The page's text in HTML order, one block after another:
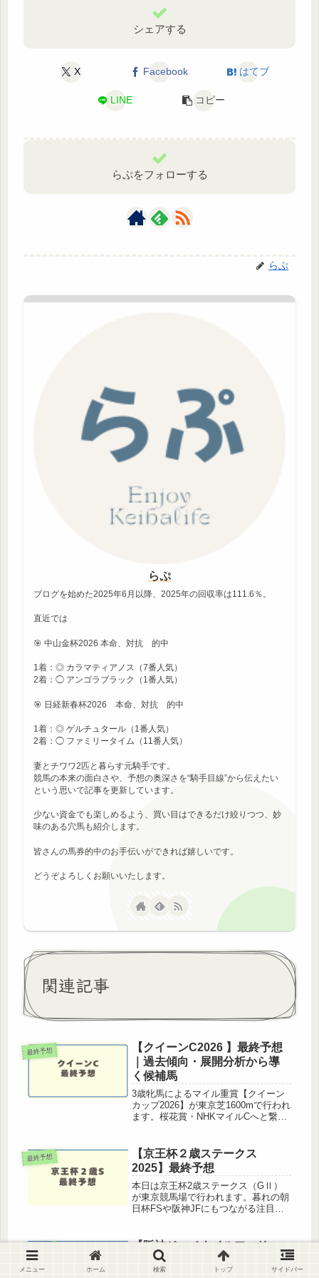
シェアする
X Facebook はてブ
LINE コピー
らぷをフォローする
らぷ
らぷ
ブログを始めた2025年6月以降、2025年の回収率は111.6％。
直近では
🎯 中山金杯2026 本命、対抗 的中
1着：◎ カラマティアノス（7番人気）
2着：◯ アンゴラブラック（1番人気）
🎯 日経新春杯2026 本命、対抗 的中
1着：◎ ゲルチュタール（1番人気）
2着：◯ ファミリータイム（11番人気）
妻とチワワ2匹と暮らす元騎手です。
競馬の本来の面白さや、予想の奥深さを“騎手目線”から伝えたい
という思いで記事を更新しています。
少ない資金でも楽しめるよう、買い目はできるだけ絞りつつ、妙
味のある穴馬も紹介します。
皆さんの馬券的中のお手伝いができれば嬉しいです。
どうぞよろしくお願いいたします。
関連記事
最終予想
【クイーンC2026 】最終予想
｜過去傾向・展開分析から導
く候補馬
3歳牝馬によるマイル重賞【クイーン
カップ2026】が東京芝1600mで行われ
ます。桜花賞・NHKマイルCへと繋が
いレースです。この記事では過去傾
向・コース特性・展開予想を踏...
最終予想
【京王杯２歳ステークス
2025】最終予想
本日は京王杯2歳ステークス（GⅡ）
が東京競馬場で行われます。暮れの朝
日杯FSや阪神JFにもつながる注目の
ースです。この記事では、最終追い切
り・展開・馬場傾向を踏まえて、京
最終予想
【阪神ジュベナイルフィリー
ズ2025】最終予想
メニュー ホーム 検索 トップ サイドバー